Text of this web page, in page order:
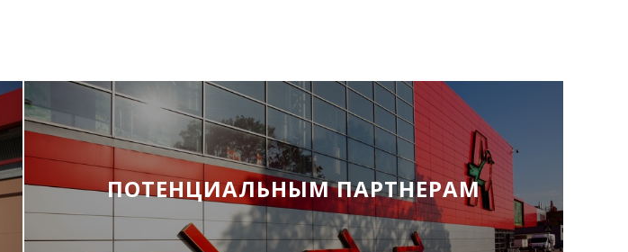
ПОТЕНЦИАЛЬНЫМ ПАРТНЕРАМ